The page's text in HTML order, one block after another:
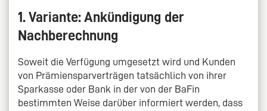
1. Variante: Ankündigung der
Nachberechnung
Soweit die Verfügung umgesetzt wird und Kunden
von Prämiensparverträgen tatsächlich von ihrer
Sparkasse oder Bank in der von der BaFin
bestimmten Weise darüber informiert werden, dass